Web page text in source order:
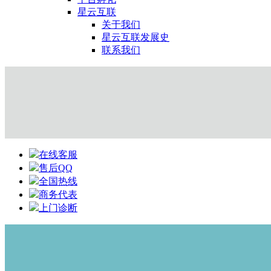
星云互联
关于我们
星云互联发展史
联系我们
在线客服
售后QQ
全国热线
商务代表
上门诊断